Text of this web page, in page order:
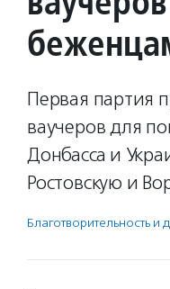
Первая партия
ваучеров для
Донбасса и
Ростовскую и
Благотвори­тель­ность и